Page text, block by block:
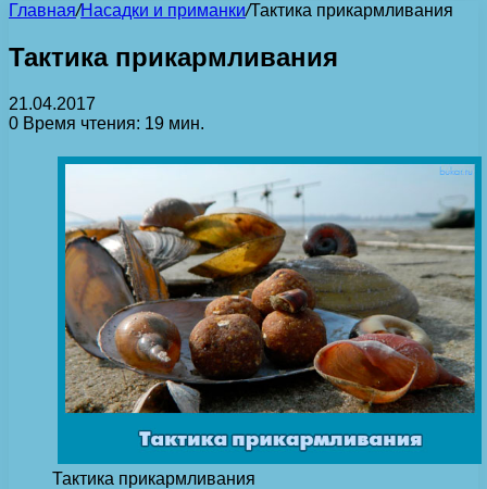
Главная/Насадки и приманки/Тактика прикармливания
Тактика прикармливания
21.04.2017
0 Время чтения: 19 мин.
Тактика прикармливания